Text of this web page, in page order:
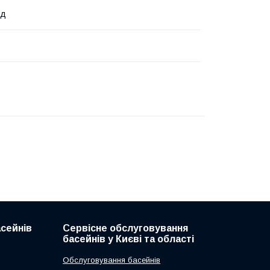
Сервісне обслуговування
басейнів у Києві та області
Обслуговування басейнів